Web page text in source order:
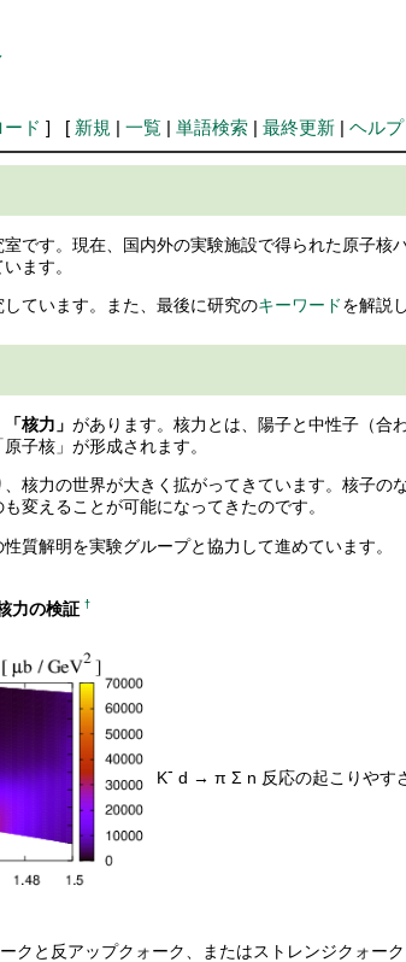
ード ] [ 新規 | 一覧| 単語検索| 最終更新| ヘルプ
です。現在、国内外の実験施設で得られた原子核
います。
ています。また、最後に研究のキーワードを解説
「核力」があります。核力とは、陽子と中性子（合
子核」が形成されます。
核力の世界が大きく拡がってきています。核子
変えることが可能になってきたのです。
性質解明を実験グループと協力して進めています。
力の検証†
K- d → π Σ n 反応の起こりやす
クと反アップクォーク、またはストレンジクォー